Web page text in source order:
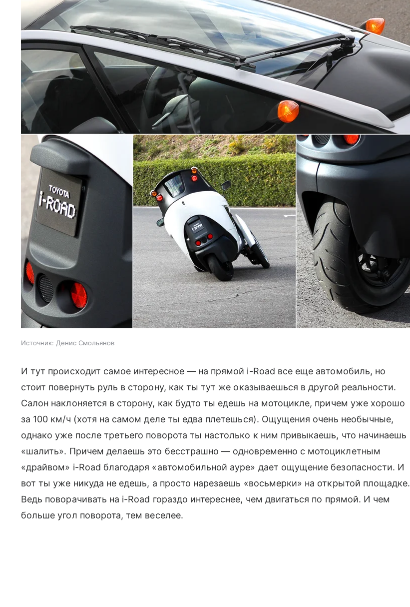
Источник: Денис Смольянов
И тут происходит самое интересное — на прямой i-Road все еще автомобиль, но
стоит повернуть руль в сторону, как ты тут же оказываешься в другой реальности.
Салон наклоняется в сторону, как будто ты едешь на мотоцикле, причем уже хорошо
за 100 км/ч (хотя на самом деле ты едва плетешься). Ощущения очень необычные,
однако уже после третьего поворота ты настолько к ним привыкаешь, что начинаешь
«шалить». Причем делаешь это бесстрашно — одновременно с мотоциклетным
«драйвом» i-Road благодаря «автомобильной ауре» дает ощущение безопасности. И
вот ты уже никуда не едешь, а просто нарезаешь «восьмерки» на открытой площадке.
Ведь поворачивать на i-Road гораздо интереснее, чем двигаться по прямой. И чем
больше угол поворота, тем веселее.